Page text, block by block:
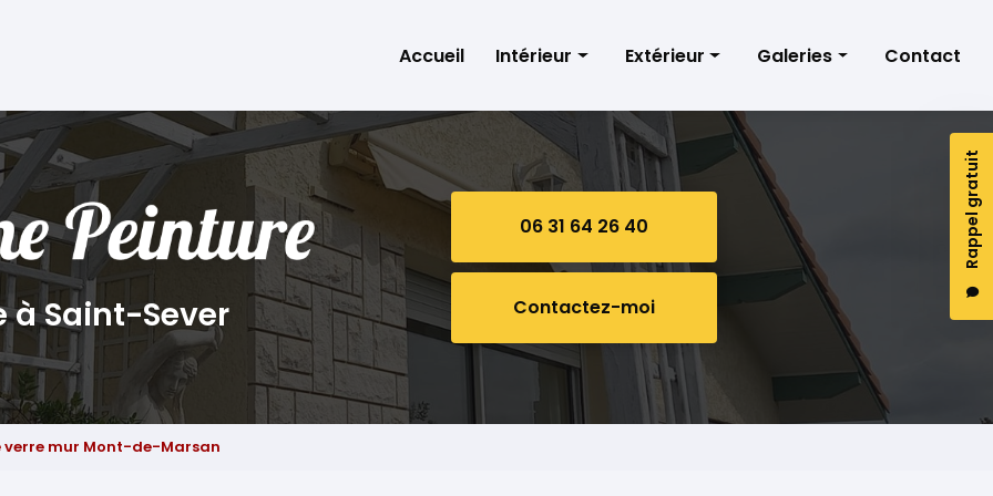
Rappel gratuit
Accueil
Intérieur
Peinture
Toile de verre
Extérieur
Nettoyage façades
Nettoyage toiture
Nettoyage peinture
Galeries
Peinture extérieure
Contact
à Saint-Sever
06 31 64 26 40
Contactez-moi
verre mur Mont-de-Marsan